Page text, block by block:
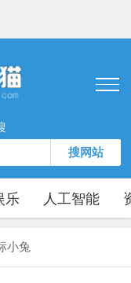
搜网站
乐 人工智能
小兔